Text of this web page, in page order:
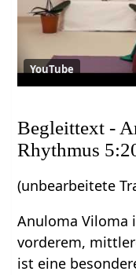
YouTube
Begleittext -
Rhythmus
(unbearbeitete
Anuloma Viloma
vorderem,
ist eine